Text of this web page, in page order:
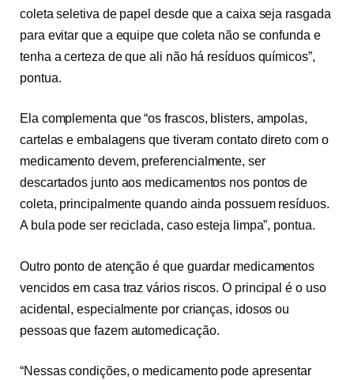
coleta seletiva de papel desde que a caixa seja rasgada
para evitar que a equipe que coleta não se confunda e
tenha a certeza de que ali não há resíduos químicos”,
pontua.
Ela complementa que “os frascos, blisters, ampolas,
cartelas e embalagens que tiveram contato direto com o
medicamento devem, preferencialmente, ser
descartados junto aos medicamentos nos pontos de
coleta, principalmente quando ainda possuem resíduos.
A bula pode ser reciclada, caso esteja limpa”, pontua.
Outro ponto de atenção é que guardar medicamentos
vencidos em casa traz vários riscos. O principal é o uso
acidental, especialmente por crianças, idosos ou
pessoas que fazem automedicação.
“Nessas condições, o medicamento pode apresentar